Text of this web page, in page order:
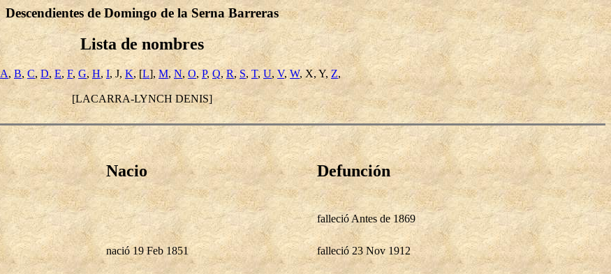
Descendientes de Domingo de la Serna Barreras
Lista de nombres
A,B,C, D,E, F, G, H, I, J, K, [L],M,N, O,P, Q,R, S, T,U, V,W, X, Y, Z,
[LACARRA-LYNCH DENIS]
Nacio Defunción
falleció Antes de 1869
nació 19 Feb 1851
falleció 23 Nov 1912